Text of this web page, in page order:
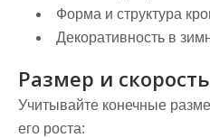
Форма и структура
Декоративность в
Размер и
Учитывайте конечные
его роста: